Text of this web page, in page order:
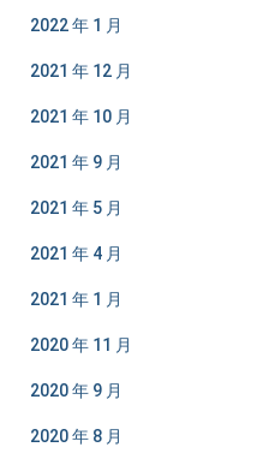
2022 年 1 月
2021 年 12 月
2021 年 10 月
2021 年 9 月
2021 年 5 月
2021 年 4 月
2021 年 1 月
2020 年 11 月
2020 年 9 月
2020 年 8 月